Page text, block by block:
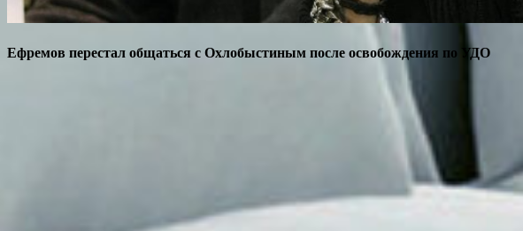
Ефремов перестал общаться с Охлобыстиным после освобождения по УДО